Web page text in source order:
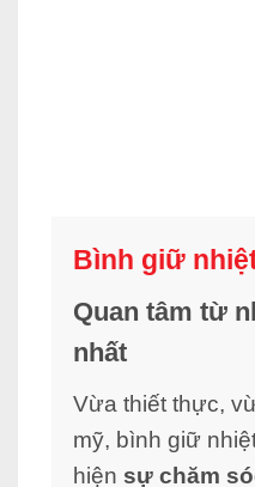
Bình giữ
Quan tâm từ
nhất
Vừa thiết thực,
mỹ, bình giữ
hiện sự chăm